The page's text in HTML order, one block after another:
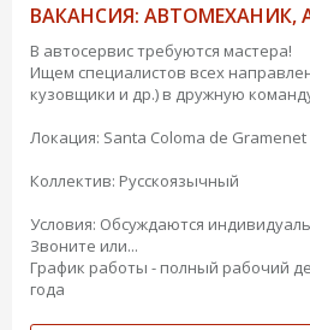
ВАКАНСИЯ: АВТОМЕХАНИК,
В автосервис требуются мастера!
Ищем специалистов всех
кузовщики и др.) в дружную
Локация: Santa Coloma de Gramenet
Коллектив: Русскоязычный
Условия: Обсуждаются
Звоните или...
График работы - полный рабочий
года